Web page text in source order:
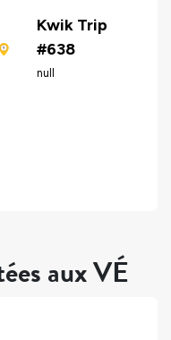
Kwik Trip
#638
null
aux VÉ